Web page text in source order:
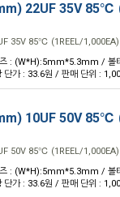
22UF 35V 85℃
35V 85℃ (1REEL/1,000EA)
: (W*H):5mm*5.3mm / 볼
가 : 33.6원 / 판매 단위 :
10UF 50V 85℃
50V 85℃ (1REEL/1,000EA)
: (W*H):5mm*5.3mm / 볼
가 : 33.6원 / 판매 단위 :